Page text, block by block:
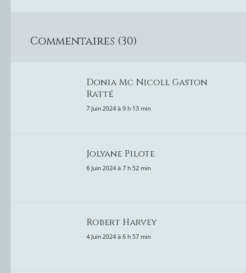
Commentaires (30)
Donia Mc Nicoll Gaston
Ratté
7 Juin 2024 à 9 h 13 min
Jolyane Pilote
6 Juin 2024 à 7 h 52 min
Robert Harvey
4 Juin 2024 à 6 h 57 min